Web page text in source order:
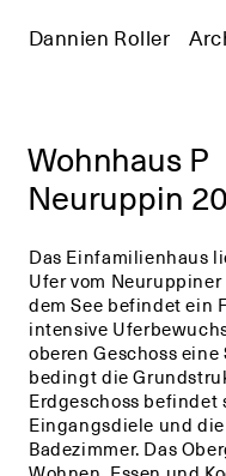
Dannien Roller
Wohnhaus P
Neuruppin
Das Einfamilienhaus
Ufer vom
dem See befindet ein
intensive
oberen Geschoss
bedingt die
Erdgeschoss
Eingangsdiele und
Badezimmer. Das
+